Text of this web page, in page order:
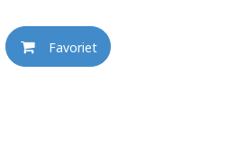
Favoriet